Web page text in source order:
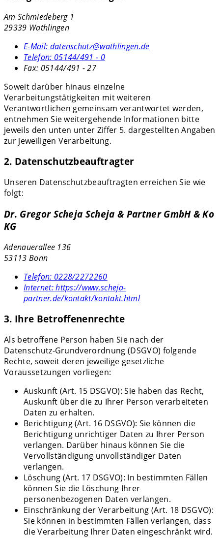
Am Schmiedeberg 1
29339 Wathlingen
E-Mail: datenschutz@wathlingen.de
Telefon: 05144/491 - 0
Fax: 05144/491 - 27
Soweit darüber hinaus einzelne
Verarbeitungstätigkeiten mit weiteren
Verantwortlichen gemeinsam verantwortet werden,
entnehmen Sie weitergehende Informationen bitte
jeweils den unten unter Ziffer 5. dargestellten Angaben
zur jeweiligen Verarbeitung.
2. Datenschutzbeauftragter
Unseren Datenschutzbeauftragten erreichen Sie wie
folgt:
Dr. Gregor Scheja Scheja & Partner GmbH & Ko
KG
Adenauerallee 136
53113 Bonn
Telefon: 0228/2272260
Internet:https://www.scheja-
partner.de/kontakt/kontakt.html
3. Ihre Betroffenenrechte
Als betroffene Person haben Sie nach der
Datenschutz-Grundverordnung (DSGVO) folgende
Rechte, soweit deren jeweilige gesetzliche
Voraussetzungen vorliegen:
Auskunft (Art. 15 DSGVO): Sie haben das Recht,
Auskunft über die zu Ihrer Person verarbeiteten
Daten zu erhalten.
Berichtigung (Art. 16 DSGVO): Sie können die
Berichtigung unrichtiger Daten zu Ihrer Person
verlangen. Darüber hinaus können Sie die
Vervollständigung unvollständiger Daten
verlangen.
Löschung (Art. 17 DSGVO): In bestimmten Fällen
können Sie die Löschung Ihrer
personenbezogenen Daten verlangen.
Einschränkung der Verarbeitung (Art. 18 DSGVO):
Sie können in bestimmten Fällen verlangen, dass
die Verarbeitung Ihrer Daten eingeschränkt wird.